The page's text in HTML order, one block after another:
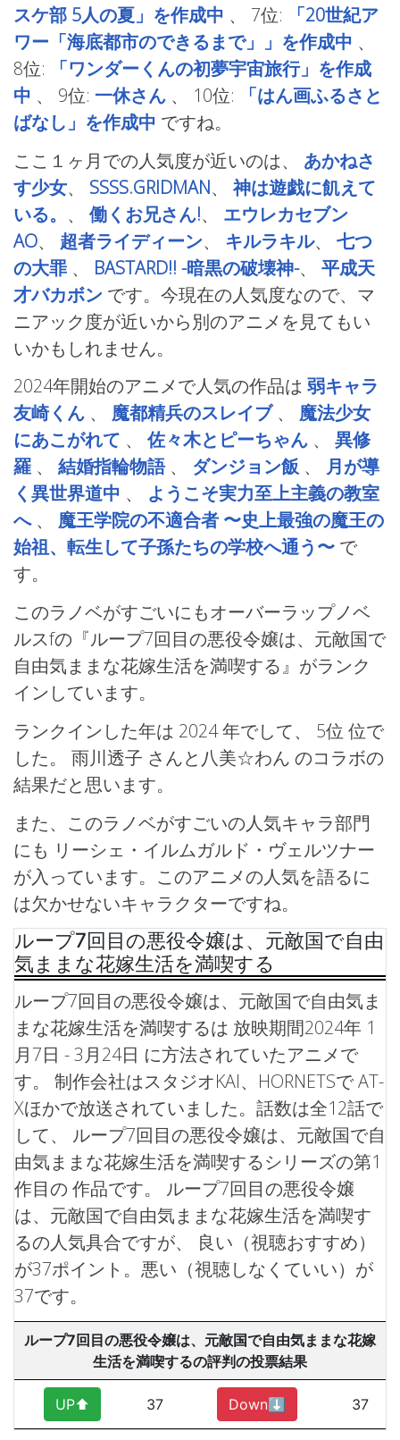
スケ部 5人の夏」を作成中 、 7位:
「20世紀ア
ワー「海底都市のできるまで」」を作成中 、
8位:
「ワンダーくんの初夢宇宙旅行」を作成
中 、 9位: 一休さん 、 10位:
「はん画ふるさと
ばなし」を作成中 ですね。
ここ１ヶ月での人気度が近いのは、 あかねさ
す少女、 SSSS.GRIDMAN、神は遊戯に飢えて
いる。 、 働くお兄さん!、 エウレカセブン
AO、 超者ライディーン、 キルラキル、 七つ
の大罪 、 BASTARD!! -暗黒の破壊神-、 平成天
才バカボン です。今現在の人気度なので、マ
ニアック度が近いから別のアニメを見てもい
いかもしれません。
2024年開始のアニメで人気の作品は 弱キャラ
友崎くん 、 魔都精兵のスレイブ、 魔法少女
にあこがれて 、 佐々木とピーちゃん 、 異修
羅 、 結婚指輪物語、 ダンジョン飯 、 月が導
く異世界道中 、 ようこそ実力至上主義の教室
へ 、 魔王学院の不適合者 〜史上最強の魔王の
始祖、転生して子孫たちの学校へ通う〜 で
す。
このラノベがすごいにもオーバーラップノベ
ルスfの『ループ7回目の悪役令嬢は、元敵国で
自由気ままな花嫁生活を満喫する』がランク
インしています。
ランクインした年は 2024 年でして、 5位 位で
した。 雨川透子 さんと八美☆わん のコラボの
結果だと思います。
また、このラノベがすごいの人気キャラ部門
にも リーシェ・イルムガルド・ヴェルツナー
が入っています。このアニメの人気を語るに
は欠かせないキャラクターですね。
ループ7回目の悪役令嬢は、元敵国で自由
気ままな花嫁生活を満喫する
ループ7回目の悪役令嬢は、元敵国で自由気ま
まな花嫁生活を満喫するは 放映期間2024年 1
月7日 - 3月24日 に方法されていたアニメで
す。 制作会社はスタジオKAI、HORNETSで AT-
Xほかで放送されていました。話数は全12話で
して、 ループ7回目の悪役令嬢は、元敵国で自
由気ままな花嫁生活を満喫するシリーズの第1
作目の 作品です。
ループ7回目の悪役令嬢
は、元敵国で自由気ままな花嫁生活を満喫す
るの人気具合ですが、 良い（視聴おすすめ）
が37ポイント。悪い（視聴しなくていい）が
37です。
ループ7回目の悪役令嬢は、元敵国で自由気ままな花嫁
生活を満喫するの評判の投票結果
UP⬆︎ 37 Down⬇︎ 37